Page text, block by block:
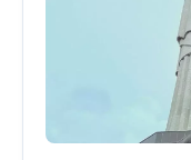
em um evento
pedir apoio